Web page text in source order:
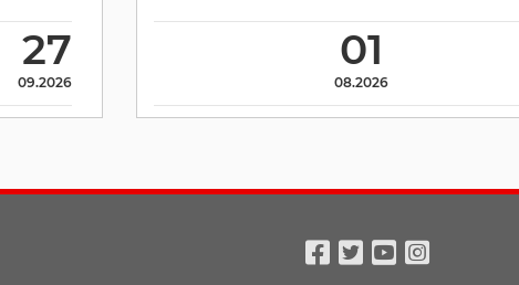
27
09.2026
01
08.2026